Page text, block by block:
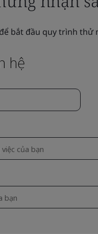
bắt đầu quy trình